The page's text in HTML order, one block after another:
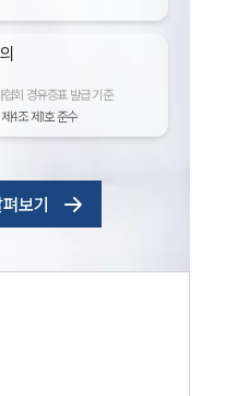
회 경유증표 발급 기준
4조 제1호 준수
보기